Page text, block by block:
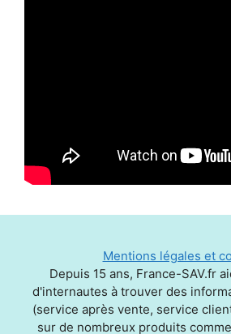
Mentions légales et
Depuis 15 ans, France-SAV.fr
d'internautes à trouver des
(service après vente, service
sur de nombreux produits